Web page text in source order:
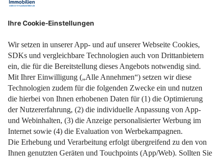
Weniger Energiekosten, mehr Komfort und bessere
Energieeffizienz.
Weiterlesen